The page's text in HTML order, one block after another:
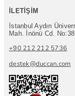
İLETIŞIM
İstanbul Aydın
Mah. İnönü Cd.
+90 212 212 5736
destek@duccan.com